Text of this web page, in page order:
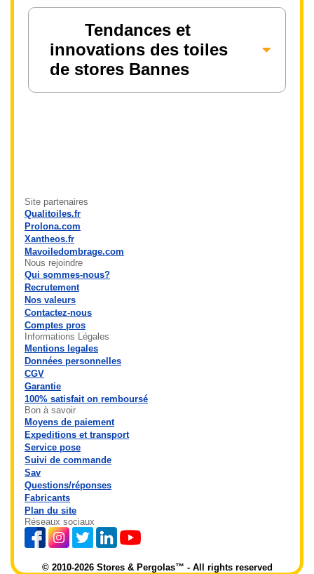
Tendances et
innovations des toiles
de stores Bannes
Site partenaires
Qualitoiles.fr
Prolona.com
Xantheos.fr
Mavoiledombrage.com
Nous rejoindre
Qui sommes-nous?
Recrutement
Nos valeurs
Contactez-nous
Comptes pros
Informations Légales
Mentions legales
Données personnelles
CGV
Garantie
100% satisfait on remboursé
Bon à savoir
Moyens de paiement
Expeditions et transport
Service pose
Suivi de commande
Sav
Questions/réponses
Fabricants
Plan du site
Réseaux sociaux
© 2010-2026 Stores & Pergolas™ - All rights reserved